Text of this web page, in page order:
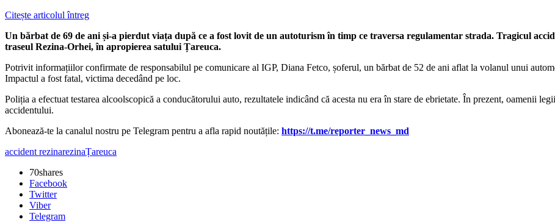
Citește articolul întreg
Un bărbat de 69 de ani și-a pierdut viața după ce a fost lovit de un autoturism în timp ce traversa regulamentar strada. Tragicul
traseul Rezina-Orhei, în apropierea satului Țareuca.
Potrivit informațiilor confirmate de responsabilul pe comunicare al IGP, Diana Fetco, șoferul, un bărbat de 52 de ani aflat la volanul unui
Impactul a fost fatal, victima decedând pe loc.
Poliția a efectuat testarea alcoolscopică a conducătorului auto, rezultatele indicând că acesta nu era în stare de ebrietate. În prezent, oamenii
accidentului.
‍Abonează-te la canalul nostru pe Telegram pentru a afla rapid noutățile: https://t.me/reporter_news_md
accident rezinarezinaȚareuca
70shares
Facebook
Twitter
Viber
Telegram